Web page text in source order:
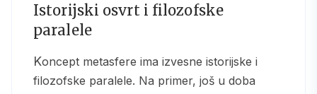
Istorijski osvrt i filozofske
paralele
Koncept metasfere ima izvesne istorijske i
filozofske paralele. Na primer, još u doba